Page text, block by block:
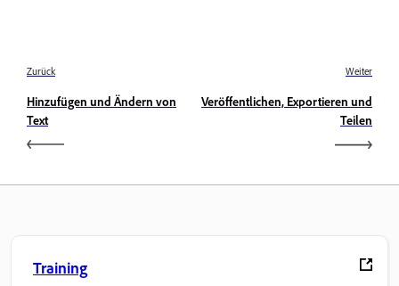
Zurück
Hinzufügen und Ändern von
Text
Weiter
Veröffentlichen, Exportieren und
Teilen
Training